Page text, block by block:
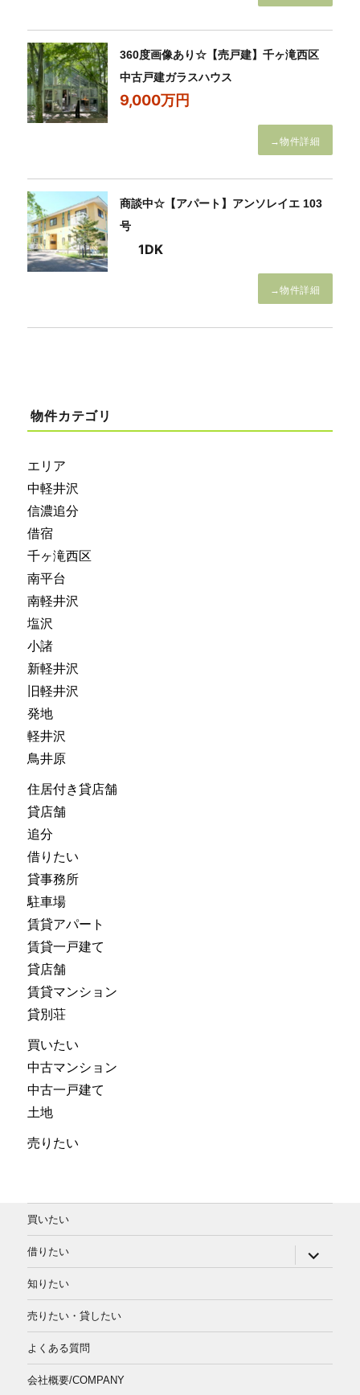
360度画像あり☆【売戸建】千ヶ滝西区
中古戸建ガラスハウス
9,000万円
→物件詳細
商談中☆【アパート】アンソレイエ 103
号
1DK
→物件詳細
物件カテゴリ
エリア
中軽井沢
信濃追分
借宿
千ヶ滝西区
南平台
南軽井沢
塩沢
小諸
新軽井沢
旧軽井沢
発地
軽井沢
鳥井原
住居付き貸店舗
貸店舗
追分
借りたい
貸事務所
駐車場
賃貸アパート
賃貸一戸建て
貸店舗
賃貸マンション
貸別荘
買いたい
中古マンション
中古一戸建て
土地
売りたい
買いたい
借りたい
サ
ブ
ュ
を
知りたい
売りたい・貸したい
よくある質問
会社概要/COMPANY